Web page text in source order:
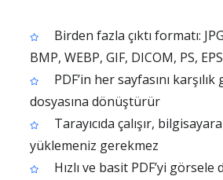
Birden fazla çıktı formatı:
BMP, WEBP, GIF, DICOM, PS, EPS
PDF’in her sayfasını
dosyasına dönüştürür
Tarayıcıda çalışır,
yüklemeniz gerekmez
Hızlı ve basit PDF’yi